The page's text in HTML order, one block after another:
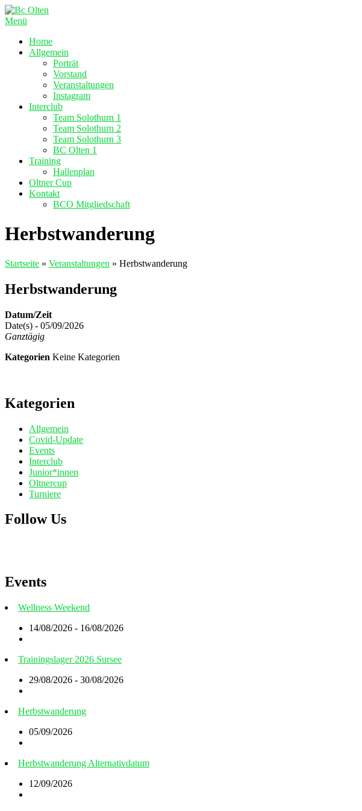
Zum
Inhalt
Menü
Home
Allgemein
Porträt
Vorstand
Veranstaltungen
Instagram
Interclub
Team Solothurn 1
Team Solothurn 2
Team Solothurn 3
BC Olten 1
Training
Hallenplan
Oltner Cup
Kontakt
BCO Mitgliedschaft
Herbstwanderung
Startseite » Veranstaltungen » Herbstwanderung
Herbstwanderung
Datum/Zeit
Date(s) - 05/09/2026
Ganztägig
Kategorien Keine Kategorien
Kategorien
Allgemein
Covid-Update
Events
Interclub
Junior*innen
Oltnercup
Turniere
Follow Us
Events
Wellness Weekend
14/08/2026 - 16/08/2026
Trainingslager 2026 Sursee
29/08/2026 - 30/08/2026
Herbstwanderung
05/09/2026
Herbstwanderung Alternativdatum
12/09/2026